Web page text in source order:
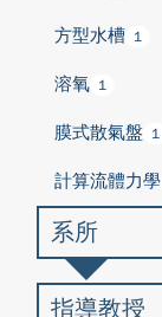
方型水槽 1
溶氧 1
膜式散氣盤 1
計算流體力學
系所
指導教授